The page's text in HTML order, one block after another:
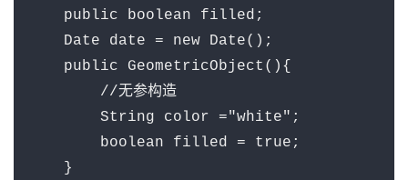
    public boolean filled;
    Date date = new Date();
    public GeometricObject(){
        //无参构造
        String color ="white";
        boolean filled = true;
    }